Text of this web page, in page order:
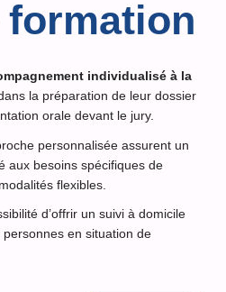
individualisé à la
la préparation de leur dossier
orale devant le jury.
personnalisée assurent un
aux besoins spécifiques de
flexibles.
d’offrir un suivi à domicile
en situation de